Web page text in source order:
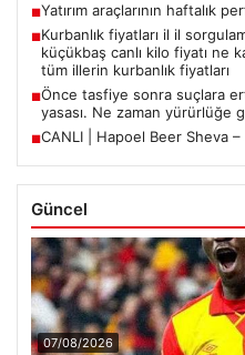
■Yatırım araçlarının haftalık
■Kurbanlık fiyatları il il
küçükbaş canlı kilo fiyatı ne
tüm illerin kurbanlık fiyatları
■Önce tasfiye sonra suçlara
yasası. Ne zaman yürürlüğe
■CANLI | Hapoel Beer Sheva –
Güncel
07/08/2026